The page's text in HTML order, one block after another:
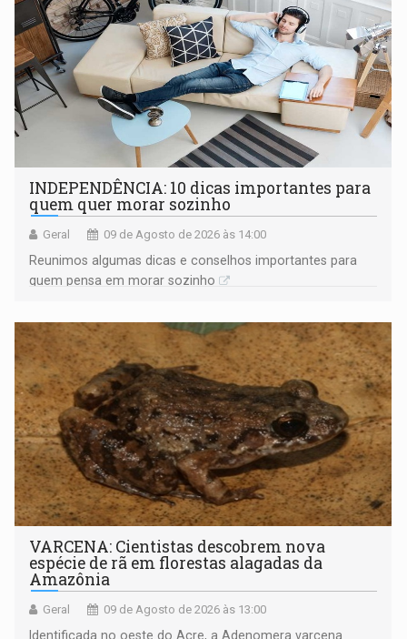
INDEPENDÊNCIA: 10 dicas importantes para
quem quer morar sozinho
Geral 09 de Agosto de 2026 às 14:00
Reunimos algumas dicas e conselhos importantes para
quem pensa em morar sozinho
VARCENA: Cientistas descobrem nova
espécie de rã em florestas alagadas da
Amazônia
Geral 09 de Agosto de 2026 às 13:00
Identificada no oeste do Acre, a Adenomera varcena